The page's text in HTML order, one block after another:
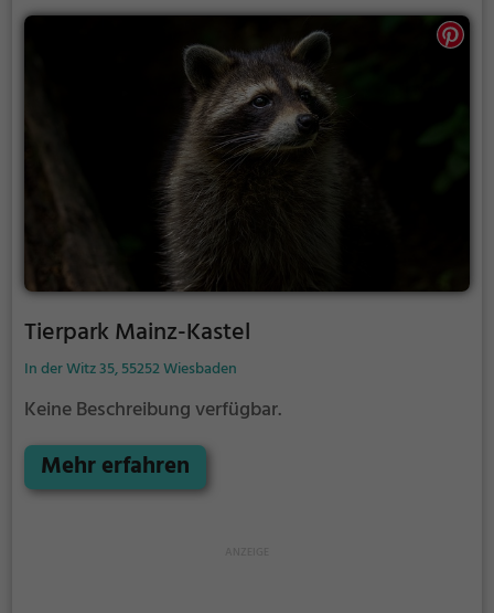
Tierpark Mainz-Kastel
In der Witz 35, 55252 Wiesbaden
Keine Beschreibung verfügbar.
Mehr erfahren